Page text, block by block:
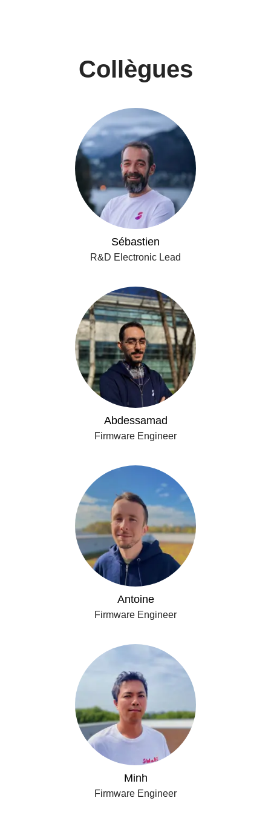
Collègues
Sébastien
R&D Electronic Lead
Abdessamad
Firmware Engineer
Antoine
Firmware Engineer
Minh
Firmware Engineer